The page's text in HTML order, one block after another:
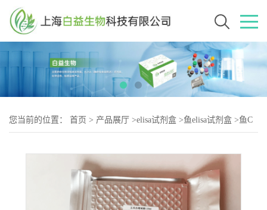
您当前的位置： 首页 > 产品展厅 >elisa试剂盒 >鱼elisa试剂盒 >鱼C